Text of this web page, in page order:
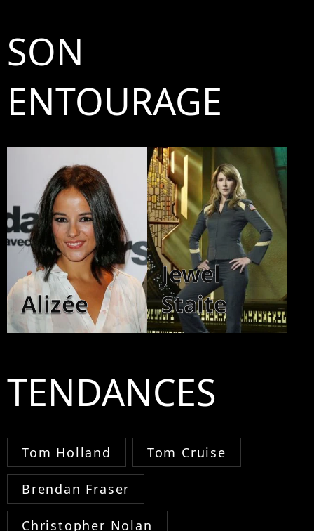
SON
ENTOURAGE
Alizée
Jewel
Staite
TENDANCES
Tom Holland Tom Cruise
Brendan Fraser
Christopher Nolan